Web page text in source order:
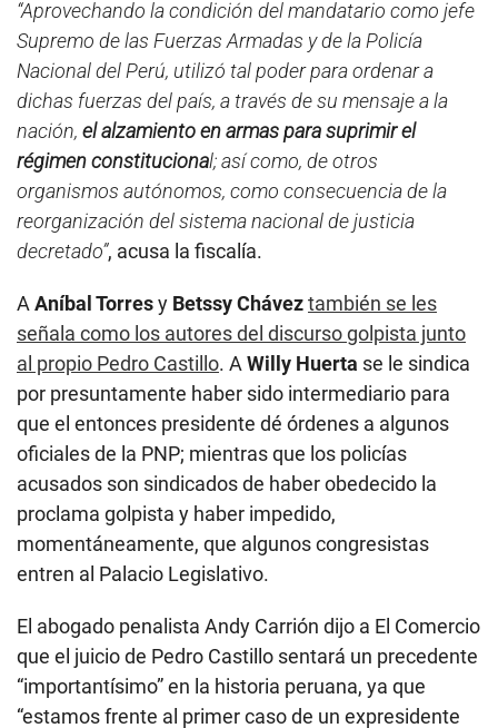
“Aprovechando la condición del mandatario como jefe
Supremo de las Fuerzas Armadas y de la Policía
Nacional del Perú, utilizó tal poder para ordenar a
dichas fuerzas del país, a través de su mensaje a la
nación, el alzamiento en armas para suprimir el
régimen constitucional; así como, de otros
organismos autónomos, como consecuencia de la
reorganización del sistema nacional de justicia
decretado”, acusa la fiscalía.
A Aníbal Torresy Betssy Cháveztambién se les
señala como los autores del discurso golpista junto
al propio Pedro Castillo. A Willy Huerta se le sindica
por presuntamente haber sido intermediario para
que el entonces presidente dé órdenes a algunos
oficiales de la PNP; mientras que los policías
acusados son sindicados de haber obedecido la
proclama golpista y haber impedido,
momentáneamente, que algunos congresistas
entren al Palacio Legislativo.
El abogado penalista Andy Carrión dijo a El Comercio
que el juicio de Pedro Castillo sentará un precedente
“importantísimo” en la historia peruana, ya que
“estamos frente al primer caso de un expresidente